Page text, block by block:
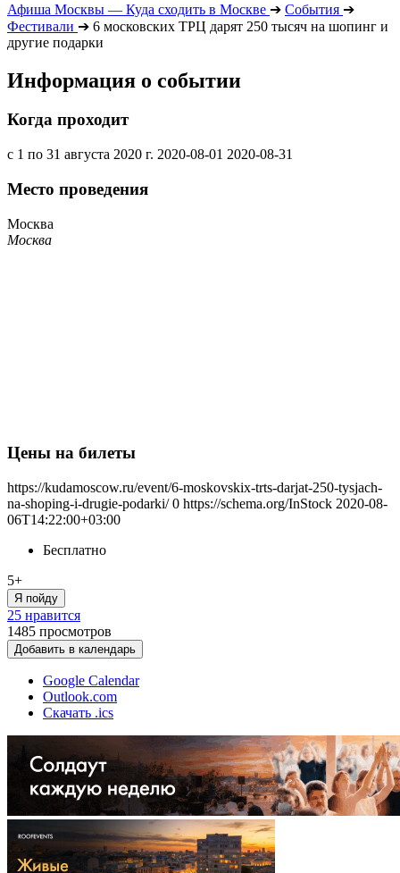
Афиша Москвы — Куда сходить в Москве ➔ События ➔
Фестивали ➔ 6 московских ТРЦ дарят 250 тысяч на шопинг и
другие подарки
Информация о событии
Когда проходит
с 1 по 31 августа 2020 г. 2020-08-01 2020-08-31
Место проведения
Москва
Москва
Цены на билеты
https://kudamoscow.ru/event/6-moskovskix-trts-darjat-250-tysjach-
na-shoping-i-drugie-podarki/ 0 https://schema.org/InStock 2020-08-
06T14:22:00+03:00
Бесплатно
5+
Я пойду
25 нравится
1485 просмотров
Добавить в календарь
Google Calendar
Outlook.com
Скачать .ics